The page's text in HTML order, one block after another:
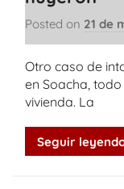
Posted on 21 de
Otro caso de
en Soacha,
vivienda. La
Seguir